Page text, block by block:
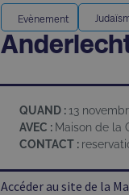
Evènement
QUAND :13
AVEC : Maison de la
CONTACT :
Accéder au site de la